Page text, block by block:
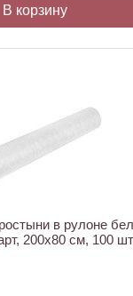
В корзину
в рулоне
200х80 см, 100